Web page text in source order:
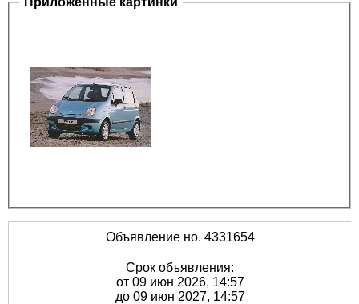
Объявление но. 4331654
Срок объявления:
от 09 июн 2026, 14:57
до 09 июн 2027, 14:57